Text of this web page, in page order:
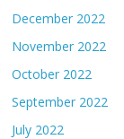
December 2022
November 2022
October 2022
September 2022
July 2022